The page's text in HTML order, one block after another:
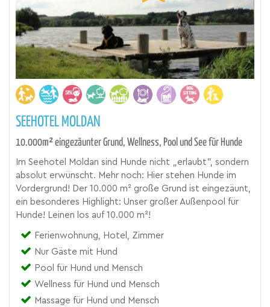
SEEHOTEL MOLDAN
10.000m² eingezäunter Grund, Wellness, Pool und See für Hunde
Im Seehotel Moldan sind Hunde nicht „erlaubt", sondern
absolut erwünscht. Mehr noch: Hier stehen Hunde im
Vordergrund! Der 10.000 m² große Grund ist eingezäunt,
ein besonderes Highlight: Unser großer Außenpool für
Hunde! Leinen los auf 10.000 m²!
Ferienwohnung, Hotel, Zimmer
Nur Gäste mit Hund
Pool für Hund und Mensch
Wellness für Hund und Mensch
Massage für Hund und Mensch